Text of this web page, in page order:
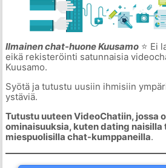
Ilmainen chat-huone Kuusamo⭐ Ei
eikä rekisteröinti satunnaisia
Kuusamo.
Syötä ja tutustu uusiin ihmisiin
ystäviä.
Tutustu uuteen VideoChatiin, jossa
ominaisuuksia, kuten dating naisilla
miespuolisilla chat-kumppaneilla.